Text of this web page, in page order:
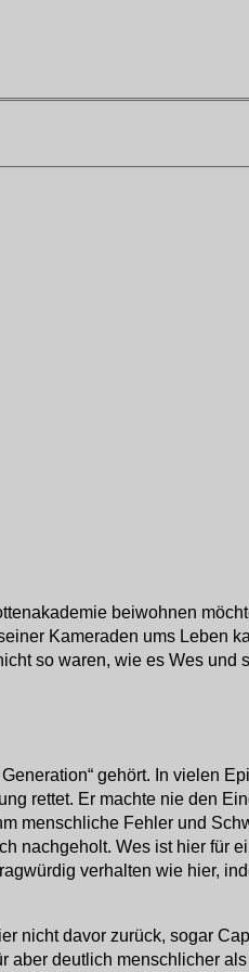
beiwohnen
Kameraden ums Leben
so waren, wie es Wes und
gehört. In vielen
rettet. Er machte nie den
menschliche Fehler und
nachgeholt. Wes ist hier für
verhalten wie hier,
nicht davor zurück, sogar
aber deutlich menschlicher als